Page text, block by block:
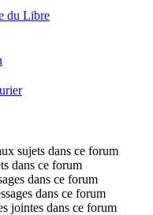
du Libre
sujets dans ce forum
dans ce forum
dans ce forum
dans ce forum
jointes dans ce forum